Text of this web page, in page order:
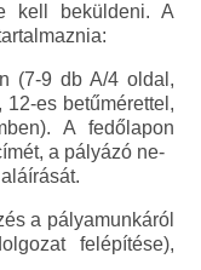
kell beküldeni. A
(7-9 db A/4 oldal,
es betűmérettel,
A fedőlapon
a pályázó ne-
a pályamunkáról
felépítése),